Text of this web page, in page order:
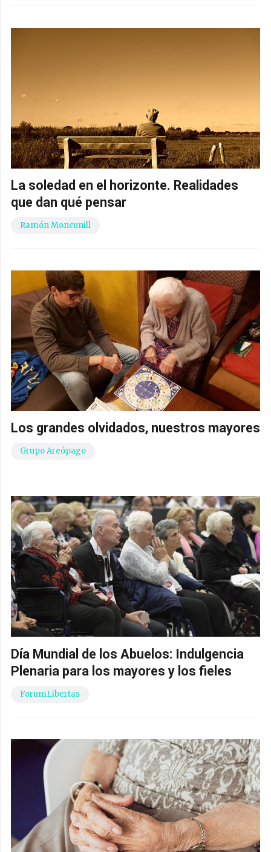
La soledad en el horizonte. Realidades
que dan qué pensar
Ramón Moncunill
Los grandes olvidados, nuestros mayores
Grupo Areópago
Día Mundial de los Abuelos: Indulgencia
Plenaria para los mayores y los fieles
ForumLibertas